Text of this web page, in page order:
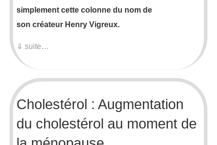
simplement cette colonne du nom de
son créateur Henry Vigreux.
⇓ suite…
Cholestérol : Augmentation
du cholestérol au moment de